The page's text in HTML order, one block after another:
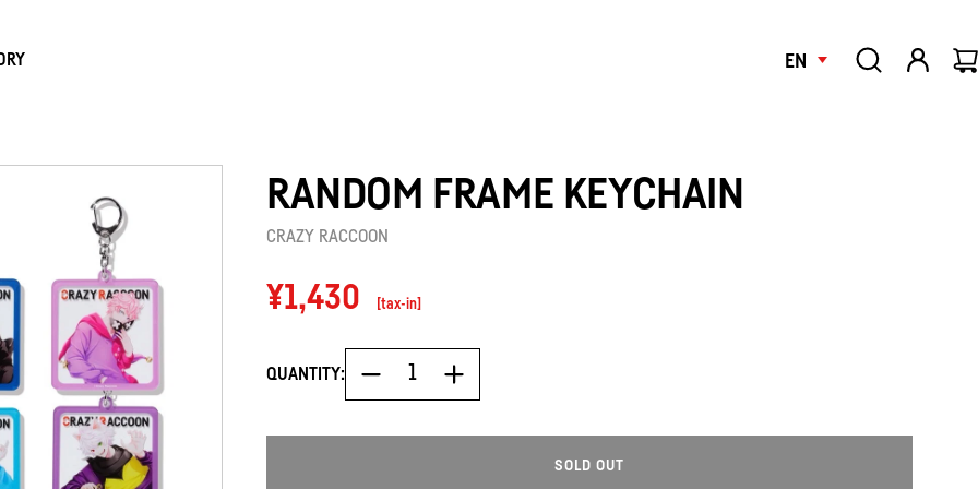
EN
RANDOM FRAME KEYCHAIN
CRAZY RACCOON
Regular
price
¥1,430 [tax-in]
QUANTITY:
SOLD OUT